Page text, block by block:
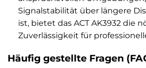
Signalstabilität über längere
ist, bietet das ACT AK3932 die
Zuverlässigkeit für
Häufig gestellte Fragen